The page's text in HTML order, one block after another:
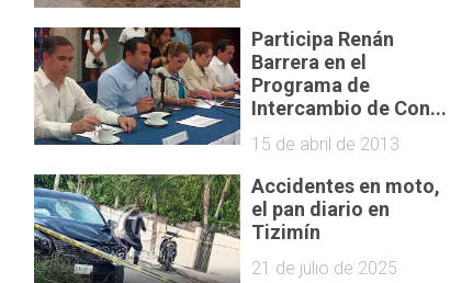
Participa Renán
Barrera en el
Programa de
Intercambio de Con...
15 de abril de 2013
Accidentes en moto,
el pan diario en
Tizimín
21 de julio de 2025